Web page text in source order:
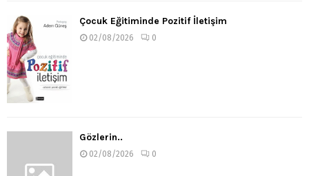
Çocuk Eğitiminde Pozitif İletişim
02/08/2026 0
Gözlerin..
02/08/2026 0